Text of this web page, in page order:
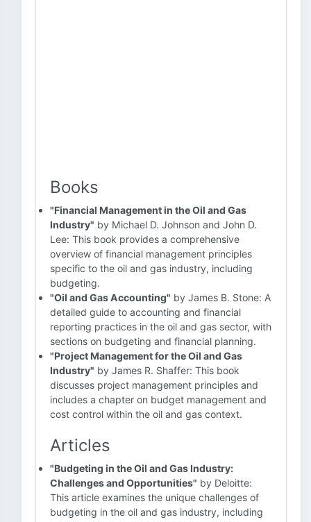
Books
"Financial Management in the Oil and Gas
Industry" by Michael D. Johnson and John D.
Lee: This book provides a comprehensive
overview of financial management principles
specific to the oil and gas industry, including
budgeting.
"Oil and Gas Accounting" by James B. Stone: A
detailed guide to accounting and financial
reporting practices in the oil and gas sector, with
sections on budgeting and financial planning.
"Project Management for the Oil and Gas
Industry" by James R. Shaffer: This book
discusses project management principles and
includes a chapter on budget management and
cost control within the oil and gas context.
Articles
"Budgeting in the Oil and Gas Industry:
Challenges and Opportunities" by Deloitte:
This article examines the unique challenges of
budgeting in the oil and gas industry, including